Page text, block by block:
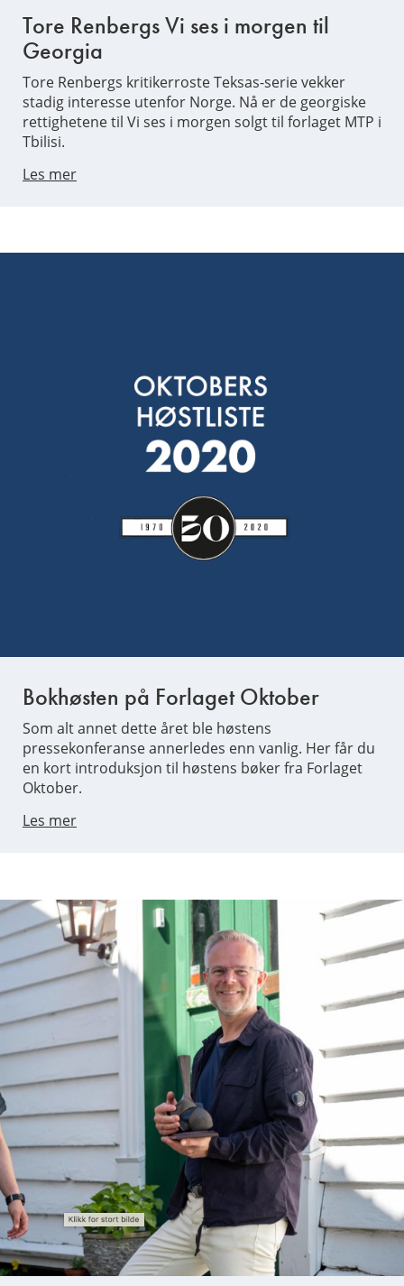
Tore Renbergs Vi ses i morgen til
Georgia
Tore Renbergs kritikerroste Teksas-serie vekker
stadig interesse utenfor Norge. Nå er de georgiske
rettighetene til Vi ses i morgen solgt til forlaget MTP i
Tbilisi.
Les mer
Bokhøsten på Forlaget Oktober
Som alt annet dette året ble høstens
pressekonferanse annerledes enn vanlig. Her får du
en kort introduksjon til høstens bøker fra Forlaget
Oktober.
Les mer